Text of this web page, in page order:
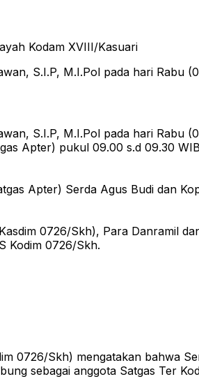
S.I.P, M.I.Pol pada hari Rabu
S.I.P, M.I.Pol pada hari Rabu
Apter) pukul 09.00 s.d 09.30
Apter) Serda Agus Budi dan
0726/Skh), Para Danramil
Kodim 0726/Skh.
0726/Skh) mengatakan bahwa
sebagai anggota Satgas Ter